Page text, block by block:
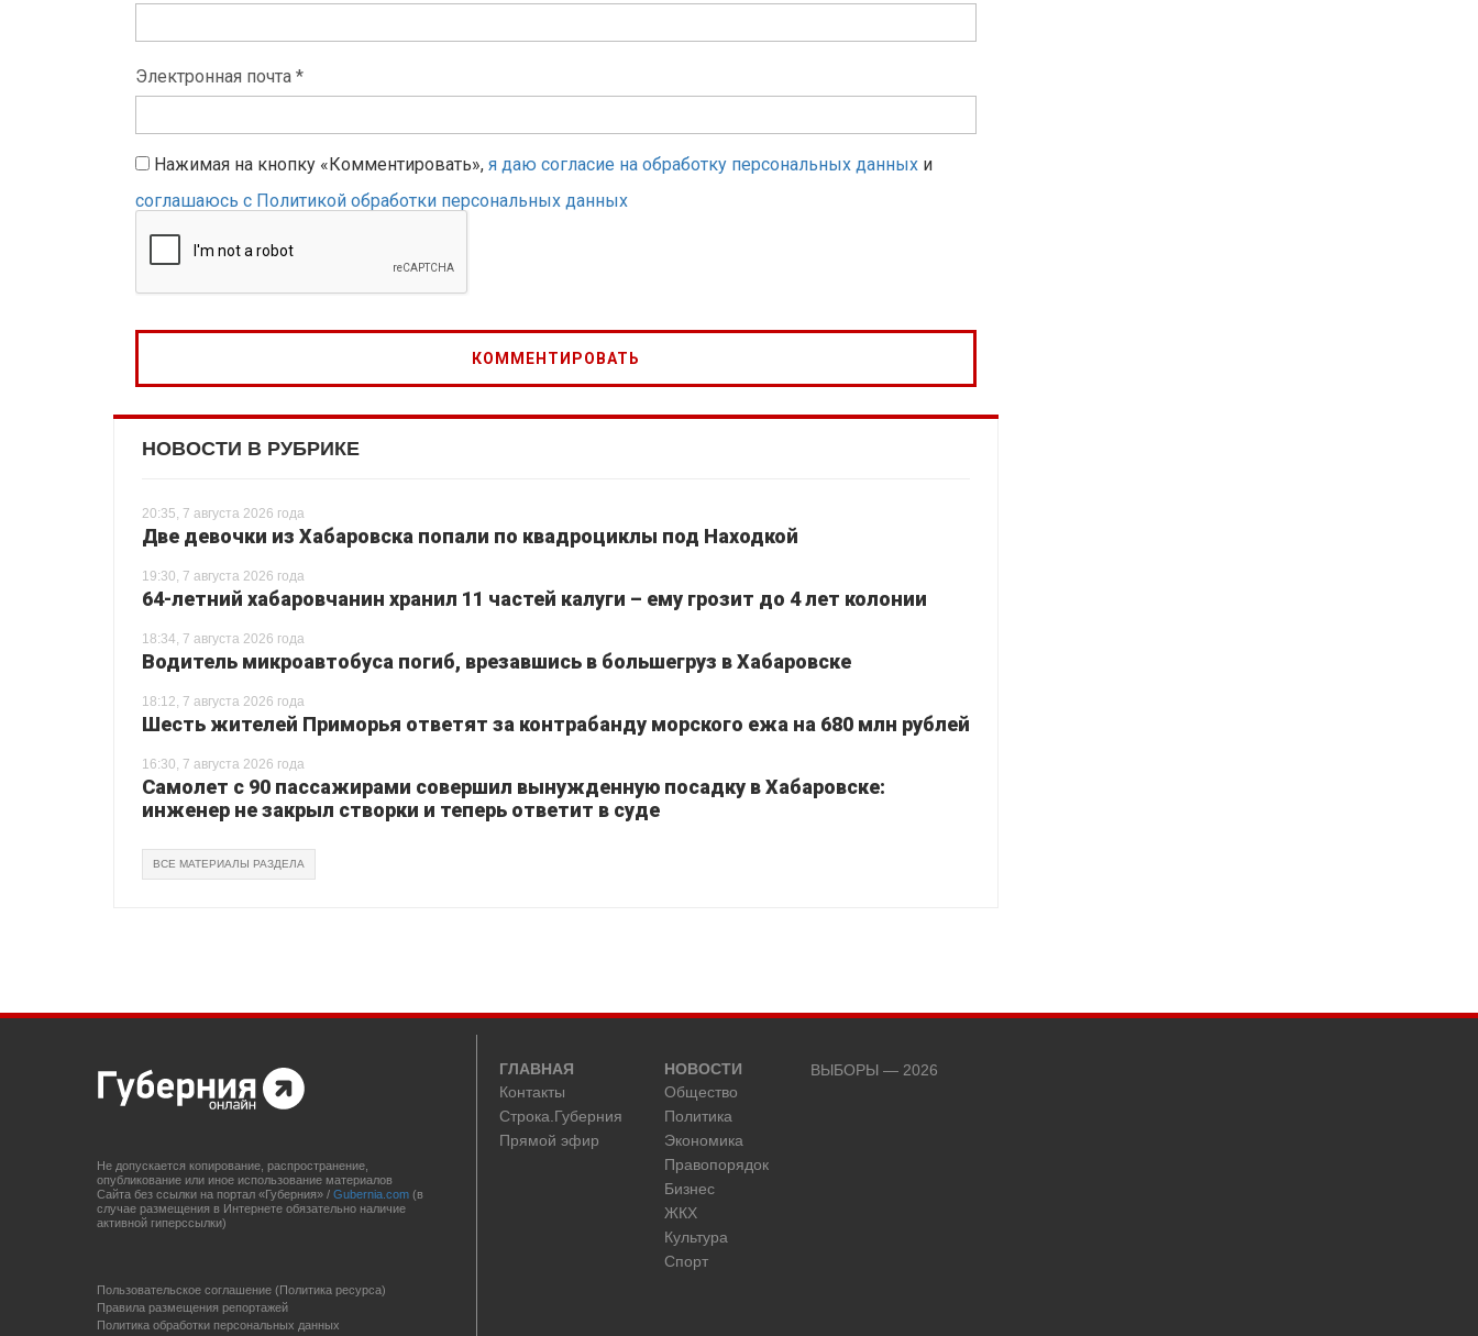
Электронная почта *
Нажимая на кнопку «Комментировать», я даю согласие на обработку персональных данных и
соглашаюсь с Политикой обработки персональных данных
НОВОСТИ В РУБРИКЕ
20:35, 7 августа 2026 года
Две девочки из Хабаровска попали по квадроциклы под Находкой
19:30, 7 августа 2026 года
64-летний хабаровчанин хранил 11 частей калуги – ему грозит до 4 лет колонии
18:34, 7 августа 2026 года
Водитель микроавтобуса погиб, врезавшись в большегруз в Хабаровске
18:12, 7 августа 2026 года
Шесть жителей Приморья ответят за контрабанду морского ежа на 680 млн рублей
16:30, 7 августа 2026 года
Самолет с 90 пассажирами совершил вынужденную посадку в Хабаровске:
инженер не закрыл створки и теперь ответит в суде
ВСЕ МАТЕРИАЛЫ РАЗДЕЛА
Не допускается копирование, распространение,
опубликование или иное использование материалов
Сайта без ссылки на портал «Губерния» / Gubernia.com (в
случае размещения в Интернете обязательно наличие
активной гиперссылки)
Пользовательское соглашение (Политика ресурса)
Правила размещения репортажей
Политика обработки персональных данных
ГЛАВНАЯ
Контакты
Строка.Губерния
Прямой эфир
НОВОСТИ
Общество
Политика
Экономика
Правопорядок
Бизнес
ЖКХ
Культура
Спорт
ВЫБОРЫ — 2026